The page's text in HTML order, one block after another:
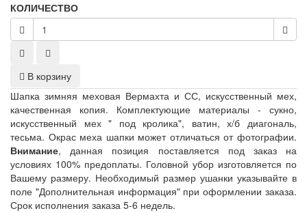
КОЛИЧЕСТВО
В корзину
Шапка зимняя меховая Вермахта и СС, искусственный мех,
качественная копия. Комплектующие материалы - сукно,
искусственный мех " под кролика", ватин, х/б диагональ,
тесьма. Окрас меха шапки может отличаться от фотографии.
Внимание, данная позиция поставляется под заказ на
условиях 100% предоплаты. Головной убор изготовляется по
Вашему размеру. Необходимый размер ушанки указывайте в
поле "Дополнительная информация" при оформлении заказа.
Срок исполнения заказа 5-6 недель.